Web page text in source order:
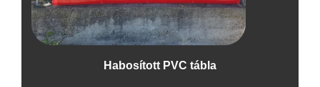
Habosított PVC tábla